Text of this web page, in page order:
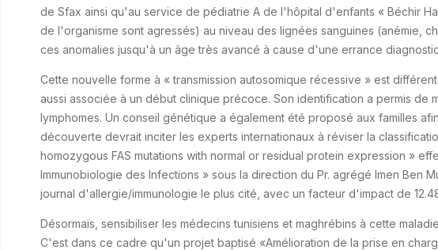
de Sfax ainsi qu'au service de pédiatrie A de l'hôpital d'enfants « Béchir
de l'organisme sont agressés) au niveau des lignées sanguines (anémie,
ces anomalies jusqu'à un âge très avancé à cause d'une errance
Cette nouvelle forme à « transmission autosomique récessive » est
aussi associée à un début clinique précoce. Son identification a permis
lymphomes. Un conseil génétique a également été proposé aux familles
découverte devrait inciter les experts internationaux à réviser la
homozygous FAS mutations with normal or residual protein expression »
Immunobiologie des Infections » sous la direction du Pr. agrégé Imen Ben
journal d'allergie/immunologie le plus cité, avec un facteur d'impact de
Désormais, sensibiliser les médecins tunisiens et maghrébins à cette
C'est dans ce cadre qu'un projet baptisé «Amélioration de la prise en